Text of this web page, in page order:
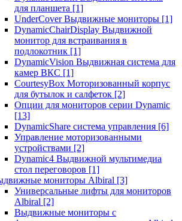
для планшета [1]
UnderCover Выдвижные мониторы [1]
DynamicChairDisplay Выдвижной
монитор для встраивания в
подлокотник [1]
DynamicVision Выдвижная система для
камер ВКС [1]
CourtesyBox Моторизованный корпус
для бутылок и салфеток [2]
Опции для мониторов серии Dynamic
[13]
DynamicShare система управления [6]
Управление моторизованными
устройствами [2]
Dynamic4 Выдвижной мультимедиа
стол переговоров [1]
мониторы Albiral [3]
Универсальные лифты для мониторов
Albiral [2]
Выдвижные мониторы с